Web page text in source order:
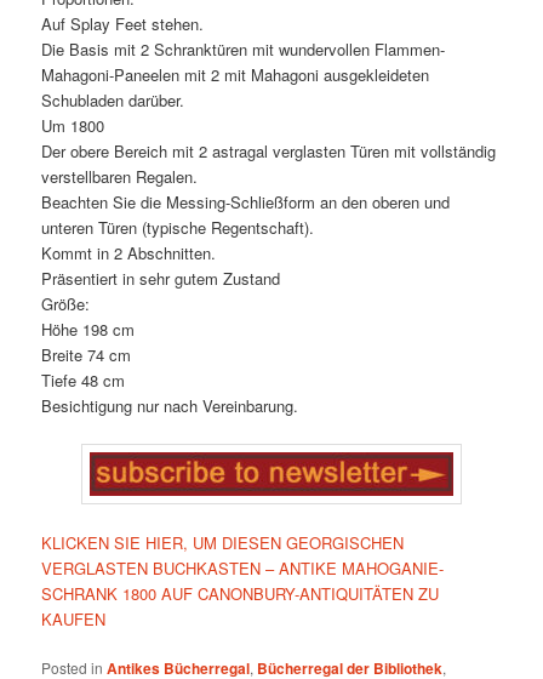
Auf Splay Feet stehen.
Die Basis mit 2 Schranktüren mit wundervollen Flammen-
Mahagoni-Paneelen mit 2 mit Mahagoni ausgekleideten
Schubladen darüber.
Um 1800
Der obere Bereich mit 2 astragal verglasten Türen mit vollständig
verstellbaren Regalen.
Beachten Sie die Messing-Schließform an den oberen und
unteren Türen (typische Regentschaft).
Kommt in 2 Abschnitten.
Präsentiert in sehr gutem Zustand
Größe:
Höhe 198 cm
Breite 74 cm
Tiefe 48 cm
Besichtigung nur nach Vereinbarung.
KLICKEN SIE HIER, UM DIESEN GEORGISCHEN
VERGLASTEN BUCHKASTEN – ANTIKE MAHOGANIE-
SCHRANK 1800 AUF CANONBURY-ANTIQUITÄTEN ZU
KAUFEN
Posted in Antikes Bücherregal, Bücherregal der Bibliothek,